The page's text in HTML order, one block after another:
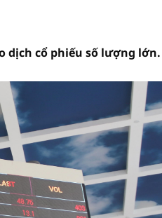
dịch cổ phiếu số lượng lớn.